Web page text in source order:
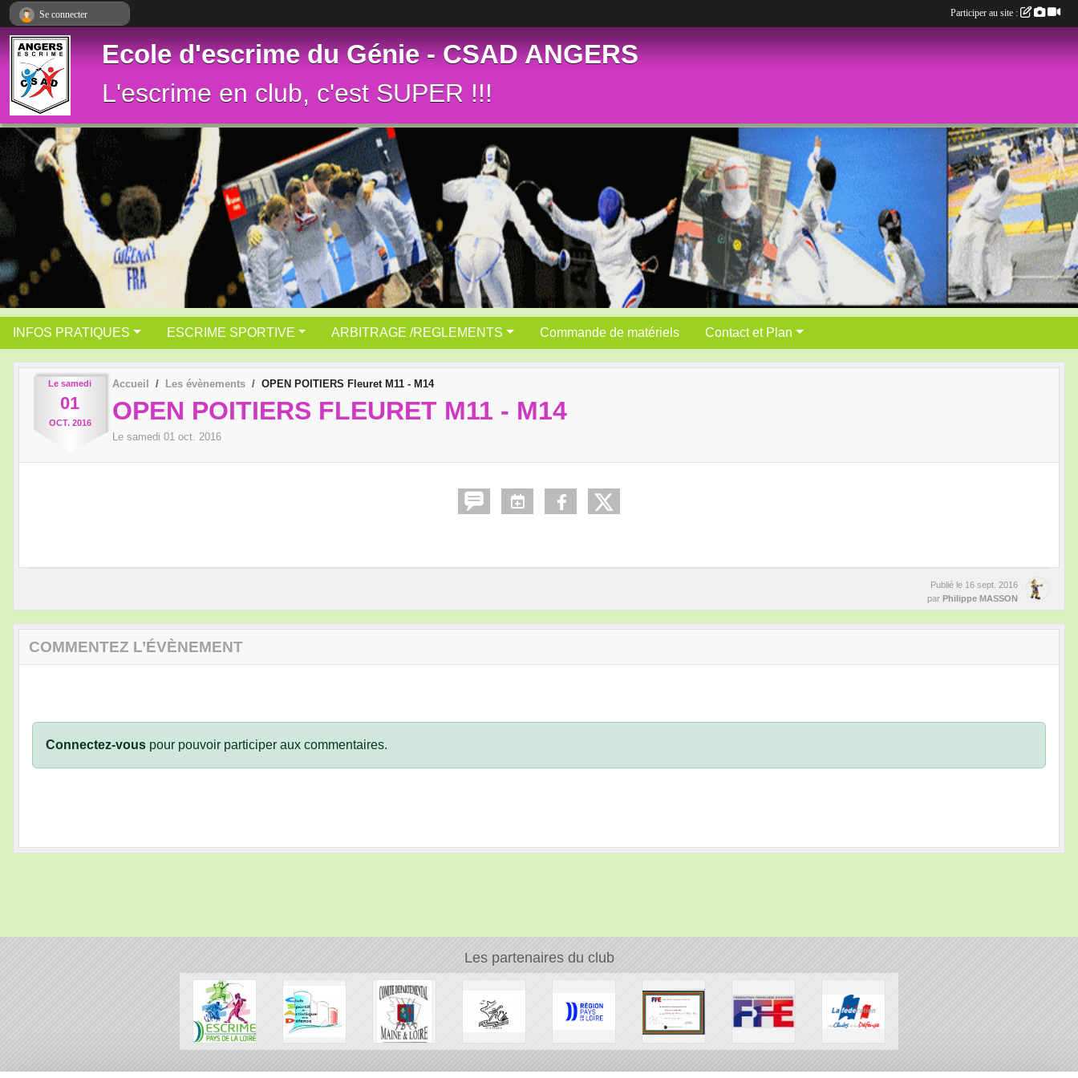
Ecole d'escrime du Génie - CSAD ANGERS
L'escrime en club, c'est SUPER !!!
INFOS PRATIQUES ESCRIME SPORTIVE ARBITRAGE /REGLEMENTS Commande de matériels Contact et Plan
Le samedi
01
OCT. 2016
Accueil Les évènements OPEN POITIERS Fleuret M11 - M14
OPEN POITIERS FLEURET M11 - M14
Le samedi 01 oct. 2016
Publié le 16 sept. 2016
par Philippe MASSON
COMMENTEZ L’ÉVÈNEMENT
Connectez-vous pour pouvoir participer aux commentaires.
Les partenaires du club
Se connecter Participer au site :
Panneau de gestion des cookies